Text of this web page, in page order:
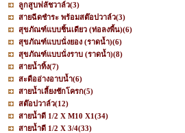
ลูกสูบฟลัชวาล์ว(3)
สายฉีดชำระ พร้อมสต๊อปวาล์ว(3)
สุขภัณฑ์แบบชิ้นเดียว (ท่อลงพื้น)(6)
สุขภัณฑ์แบบนั่งยอง (ราดน้ำ)(6)
สุขภัณฑ์แบบนั่งราบ (ราดน้ำ)(8)
สายน้ำทิ้ง(7)
สะดืออ่างอาบน้ำ(6)
สายน้ำเลี้ยงชักโครก(5)
สต๊อปวาล์ว(12)
สายน้ำดี 1/2 X M10 X1(34)
สายน้ำดี 1/2 X 3/4(33)